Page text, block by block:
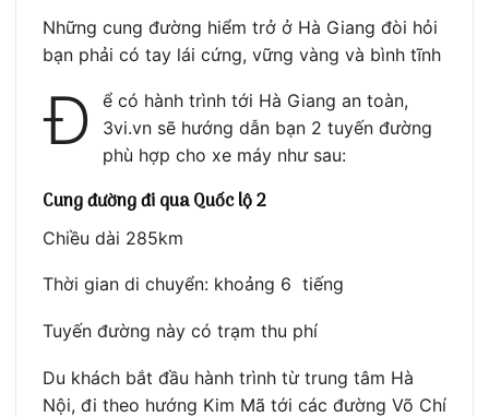
Những cung đường hiểm trở ở Hà Giang đòi hỏi
bạn phải có tay lái cứng, vững vàng và bình tĩnh
Đ
ể có hành trình tới Hà Giang an toàn,
3vi.vn sẽ hướng dẫn bạn 2 tuyến đường
phù hợp cho xe máy như sau:
Cung đường đi qua Quốc lộ 2
Chiều dài 285km
Thời gian di chuyển: khoảng 6 tiếng
Tuyến đường này có trạm thu phí
Du khách bắt đầu hành trình từ trung tâm Hà
Nội, đi theo hướng Kim Mã tới các đường Võ Chí